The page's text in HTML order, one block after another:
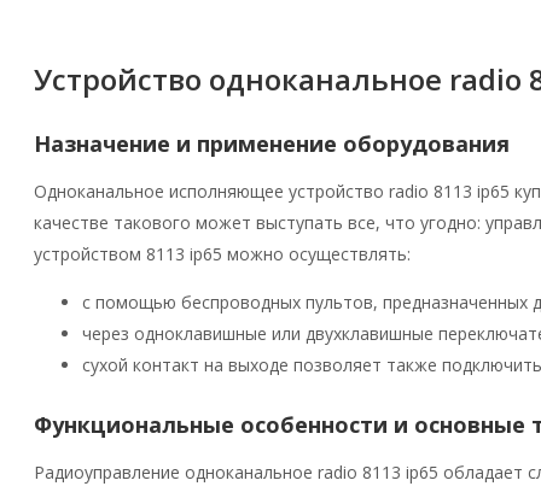
Устройство одноканальное radio
Назначение и применение оборудования
Одноканальное исполняющее устройство radio 8113 ip65
качестве такового может выступать все, что угодно:
устройством 8113 ip65 можно осуществлять:
с помощью беспроводных пультов, предназначенных
через одноклавишные или двухклавишные
сухой контакт на выходе позволяет также
Функциональные особенности и основные
Радиоуправление одноканальное radio 8113 ip65 обладает